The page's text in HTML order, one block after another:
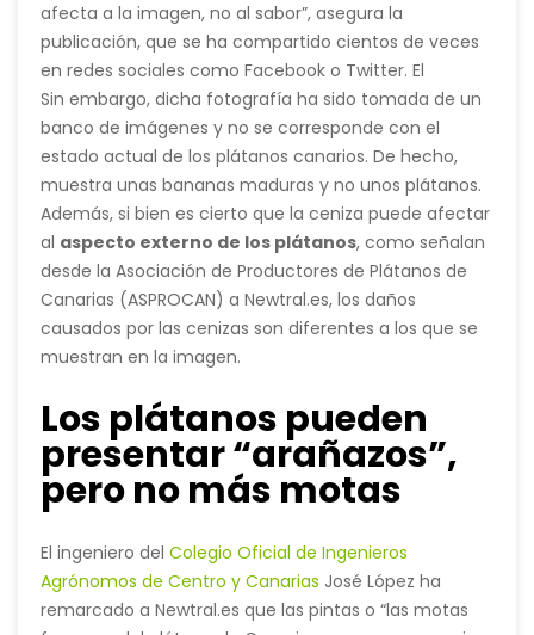
afecta a la imagen, no al sabor”, asegura la
publicación, que se ha compartido cientos de veces
en redes sociales como Facebook o Twitter. El
mensaje va acompañado de una foto de unos
supuestos plátanos con bastantes motas marrones.
Sin embargo, dicha fotografía ha sido tomada de un
banco de imágenes y no se corresponde con el
estado actual de los plátanos canarios. De hecho,
muestra unas bananas maduras y no unos plátanos.
Además, si bien es cierto que la ceniza puede afectar
al aspecto externo de los plátanos, como señalan
desde la Asociación de Productores de Plátanos de
Canarias (ASPROCAN) a Newtral.es, los daños
causados por las cenizas son diferentes a los que se
muestran en la imagen.
Los plátanos pueden
presentar “arañazos”,
pero no más motas
El ingeniero del Colegio Oficial de Ingenieros
Agrónomos de Centro y Canarias José López ha
remarcado a Newtral.es que las pintas o “las motas